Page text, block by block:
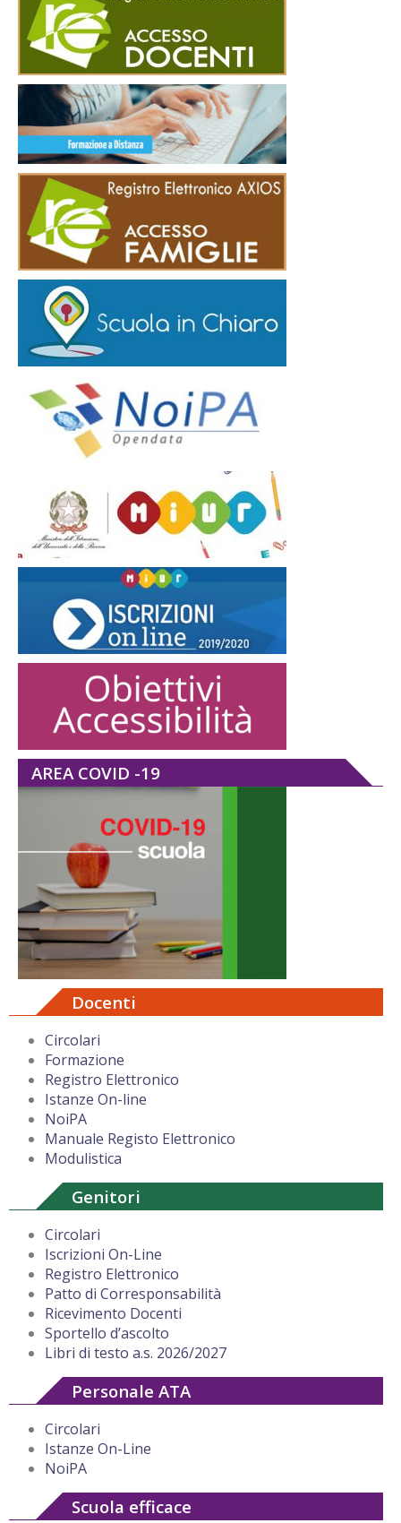
AREA COVID -19
Docenti
Circolari
Formazione
Registro Elettronico
Istanze On-line
NoiPA
Manuale Registo Elettronico
Modulistica
Genitori
Circolari
Iscrizioni On-Line
Registro Elettronico
Patto di Corresponsabilità
Ricevimento Docenti
Sportello d’ascolto
Libri di testo a.s. 2026/2027
Personale ATA
Circolari
Istanze On-Line
NoiPA
Scuola efficace